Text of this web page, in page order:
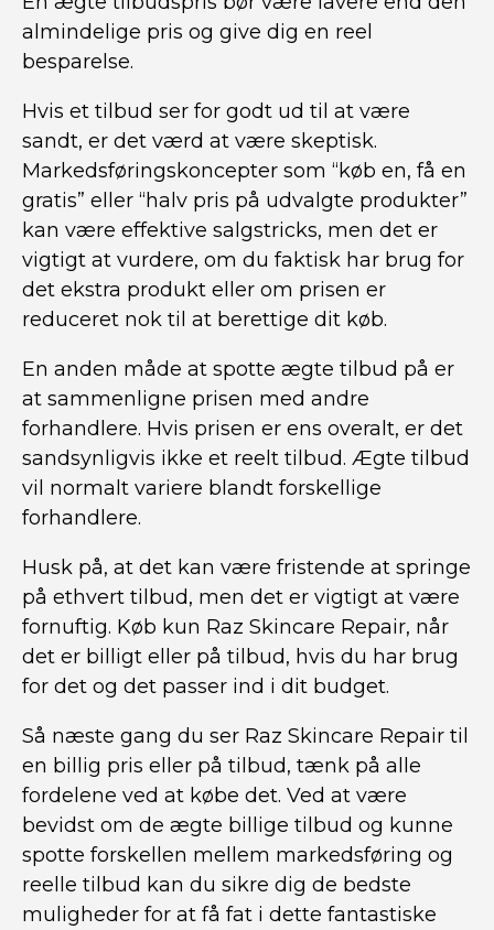
almindelige pris og give dig en reel
besparelse.
Hvis et tilbud ser for godt ud til at være
sandt, er det værd at være skeptisk.
Markedsføringskoncepter som “køb en, få en
gratis” eller “halv pris på udvalgte produkter”
kan være effektive salgstricks, men det er
vigtigt at vurdere, om du faktisk har brug for
det ekstra produkt eller om prisen er
reduceret nok til at berettige dit køb.
En anden måde at spotte ægte tilbud på er
at sammenligne prisen med andre
forhandlere. Hvis prisen er ens overalt, er det
sandsynligvis ikke et reelt tilbud. Ægte tilbud
vil normalt variere blandt forskellige
forhandlere.
Husk på, at det kan være fristende at springe
på ethvert tilbud, men det er vigtigt at være
fornuftig. Køb kun Raz Skincare Repair, når
det er billigt eller på tilbud, hvis du har brug
for det og det passer ind i dit budget.
Så næste gang du ser Raz Skincare Repair til
en billig pris eller på tilbud, tænk på alle
fordelene ved at købe det. Ved at være
bevidst om de ægte billige tilbud og kunne
spotte forskellen mellem markedsføring og
reelle tilbud kan du sikre dig de bedste
muligheder for at få fat i dette fantastiske